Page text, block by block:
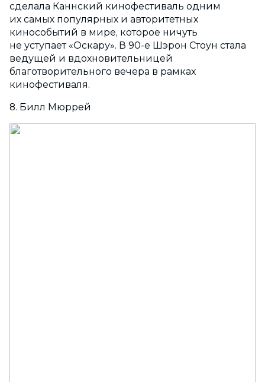
сделала Каннский кинофестиваль одним
их самых популярных и авторитетных
кинособытий в мире, которое ничуть
не уступает «Оскару». В 90-е Шэрон Стоун стала
ведущей и вдохновительницей
благотворительного вечера в рамках
кинофестиваля.
8. Билл Мюррей